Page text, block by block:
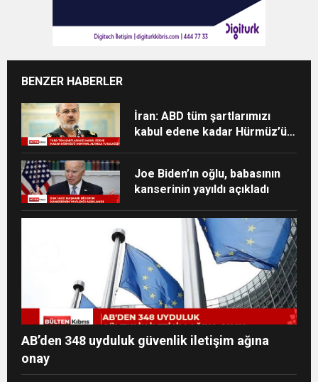
BENZER HABERLER
İran: ABD tüm şartlarımızı
kabul edene kadar Hürmüz’ü
Joe Biden’ın oğlu, babasının
kanserinin yayıldı açıkladı
AB’den 348 uyduluk güvenlik iletişim ağına
onay